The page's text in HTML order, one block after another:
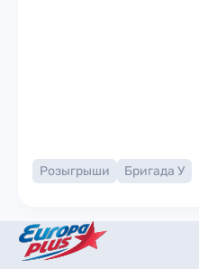
Розыгрыши Бригада У